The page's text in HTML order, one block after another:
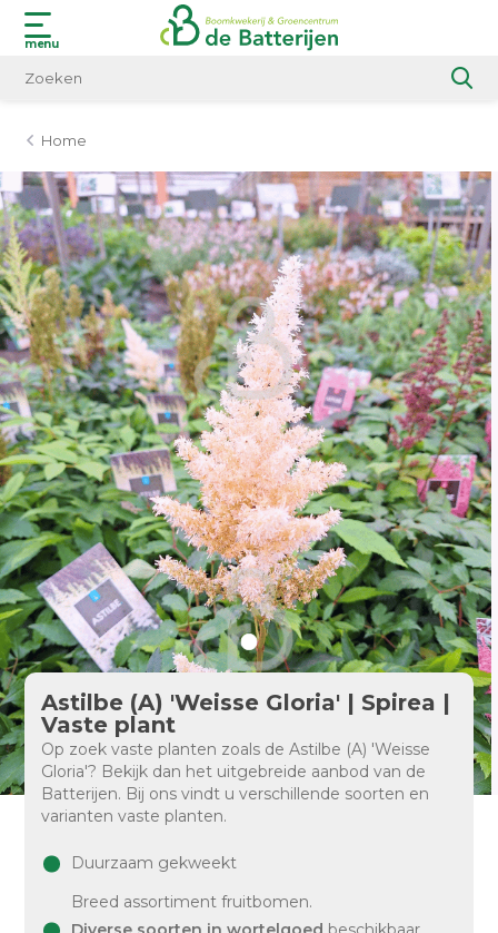
menu
Home
Astilbe (A) 'Weisse Gloria' | Spirea |
Vaste plant
Op zoek vaste planten zoals de Astilbe (A) 'Weisse
Gloria'? Bekijk dan het uitgebreide aanbod van de
Batterijen. Bij ons vindt u verschillende soorten en
varianten vaste planten.
Duurzaam gekweekt
Breed assortiment fruitbomen.